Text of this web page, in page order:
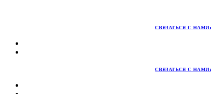
СВЯЗАТЬСЯ С НАМИ:
СВЯЗАТЬСЯ С НАМИ: